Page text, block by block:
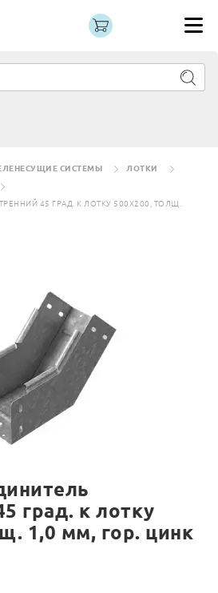
СИСТЕМЫ
ЛОТКИ
45 ГРАД. К ЛОТКУ 500Х200, ТОЛЩ.
град. к лотку
1,0 мм, гор. цинк